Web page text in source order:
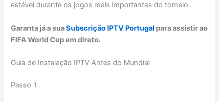
estável durante os jogos mais importantes do torneio.
Garanta já a suaSubscrição IPTV Portugal para assistir ao
FIFA World Cup em direto.
Guia de Instalação IPTV Antes do Mundial
Passo 1